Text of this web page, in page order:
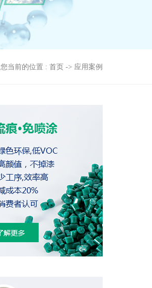
您当前的位置 : 首页 -> 应用案例